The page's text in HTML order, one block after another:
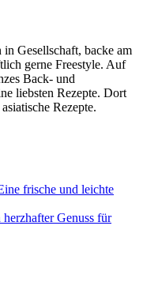
Gesellschaft, backe am
gerne Freestyle. Auf
Back- und
liebsten Rezepte. Dort
Rezepte.
frische und leichte
Genuss für